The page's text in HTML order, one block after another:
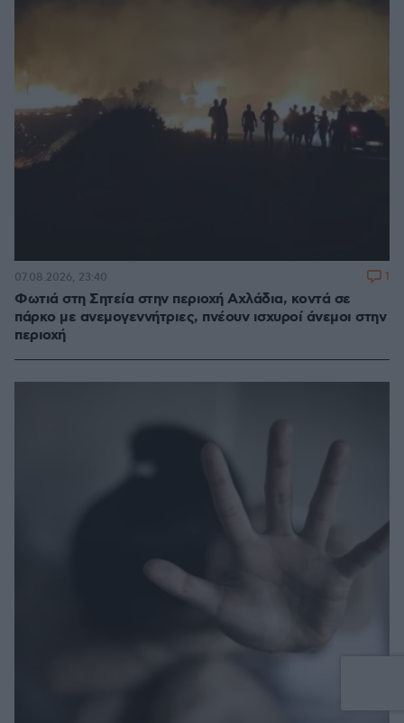
Φωτιά στη Σητεία στην περιοχή Αχλάδια, κοντά σε
πάρκο με ανεμογεννήτριες, πνέουν ισχυροί άνεμοι στην
περιοχή
07.08.2026, 23:40 1